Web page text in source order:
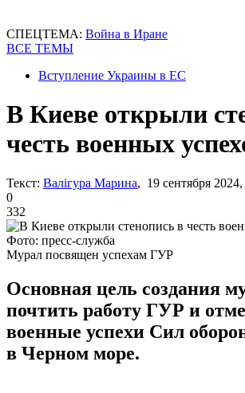
СПЕЦТЕМА: Война в Иране
ВСЕ ТЕМЫ
Вступление Украины в ЕС
В Киеве открыли
честь военных
Текст: Валігура Марина, 19 сентября 2024,
0
332
Фото: пресс-служба
Мурал посвящен успехам ГУР
Основная цель создания
почтить работу ГУР и
военные успехи Сил
в Черном море.